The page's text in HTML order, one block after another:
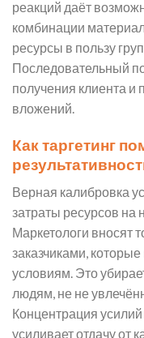
реакций даёт
комбинации
ресурсы в пользу
Последовательный
получения клиента
вложений.
Как таргетинг
Верная калибровка
затраты ресурсов
Маркетологи вносят
заказчиками,
условиям. Это
людям, не не
Концентрация
усиливает отдачу от